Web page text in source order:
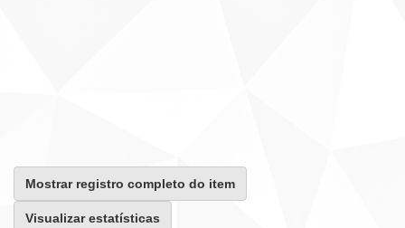
Mostrar registro completo do item
Visualizar estatísticas